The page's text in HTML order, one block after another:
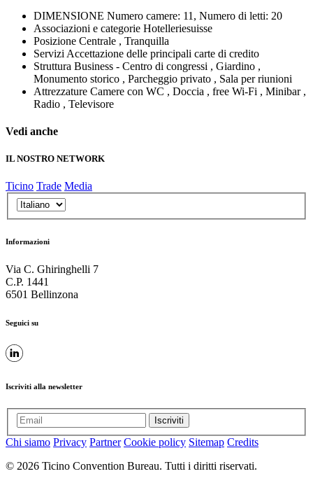
DIMENSIONE Numero camere: 11, Numero di letti: 20
Associazioni e categorie Hotelleriesuisse
Posizione Centrale , Tranquilla
Servizi Accettazione delle principali carte di credito
Struttura Business - Centro di congressi , Giardino ,
Monumento storico , Parcheggio privato , Sala per riunioni
Attrezzature Camere con WC , Doccia , free Wi-Fi , Minibar ,
Radio , Televisore
Vedi anche
IL NOSTRO NETWORK
Ticino Trade Media
Informazioni
Via C. Ghiringhelli 7
C.P. 1441
6501 Bellinzona
Seguici su
Iscriviti alla newsletter
Iscriviti
Chi siamo Privacy Partner Cookie policy Sitemap Credits
© 2026 Ticino Convention Bureau. Tutti i diritti riservati.